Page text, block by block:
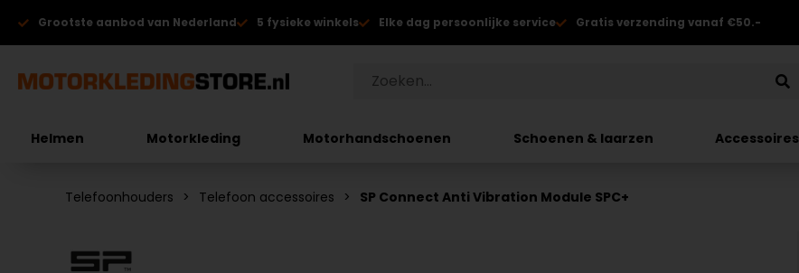
Grootste aanbod van Nederland 5 fysieke winkels Elke dag persoonlijke service Gratis verzending vanaf €50.-
Helmen Motorkleding Motorhandschoenen Schoenen & laarzen Accessoires
Telefoonhouders Telefoon accessoires SP Connect Anti Vibration Module SPC+